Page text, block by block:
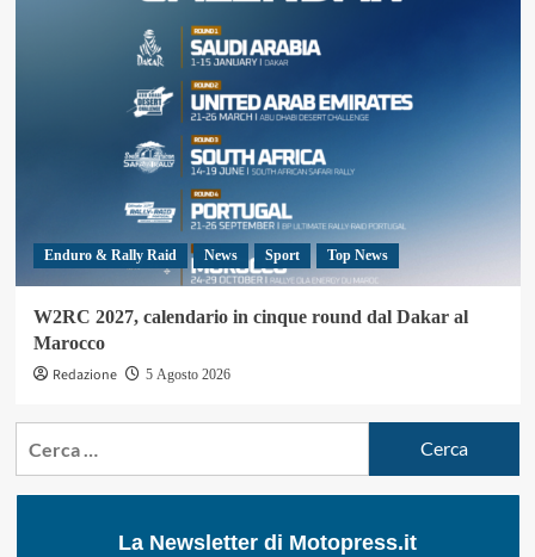
Enduro & Rally Raid News Sport Top News
W2RC 2027, calendario in cinque round dal Dakar al
Marocco
Redazione
5 Agosto 2026
La Newsletter di Motopress.it